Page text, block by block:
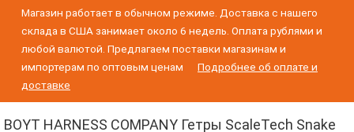
Магазин работает в обычном режиме. Доставка с нашего
склада в США занимает около 6 недель. Оплата рублями и
любой валютой. Предлагаем поставки магазинам и
импортерам по оптовым ценам
Подробнее об оплате и
доставке
BOYT HARNESS COMPANY Гетры ScaleTech Snake